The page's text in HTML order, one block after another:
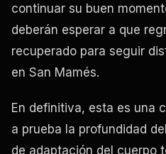
continuar su buen
deberán esperar a que
recuperado para seguir
en San Mamés.
En definitiva, esta es una
a prueba la profundidad
de adaptación del cuerpo